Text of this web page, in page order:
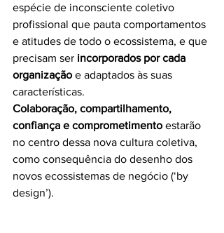
espécie de inconsciente coletivo
profissional que pauta comportamentos
e atitudes de todo o ecossistema, e que
precisam ser incorporados por cada
organização e adaptados às suas
características.
Colaboração, compartilhamento,
confiança e comprometimento estarão
no centro dessa nova cultura coletiva,
como consequência do desenho dos
novos ecossistemas de negócio (‘by
design’).